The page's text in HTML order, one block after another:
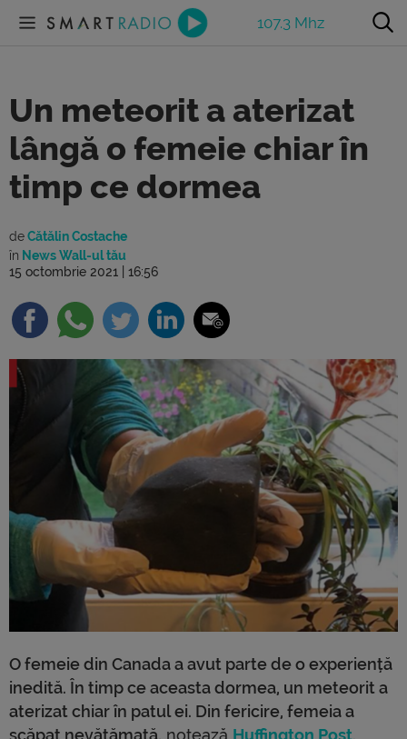
107.3 Mhz
Un meteorit a aterizat
lângă o femeie chiar în
timp ce dormea
deCătălin Costache
în News Wall-ul tău
15 octombrie 2021 | 16:56
O femeie din Canada a avut parte de o experiență
inedită. În timp ce aceasta dormea, un meteorit a
aterizat chiar în patul ei. Din fericire, femeia a
scăpat nevătămată, notează Huffington Post.